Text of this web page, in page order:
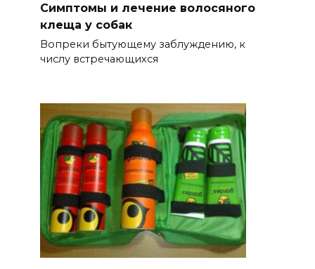
Симптомы и лечение волосяного
клеща у собак
Вопреки бытующему заблуждению, к
числу встречающихся